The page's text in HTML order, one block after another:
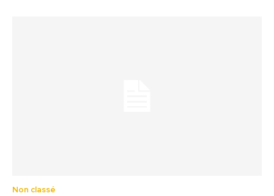
Non classé